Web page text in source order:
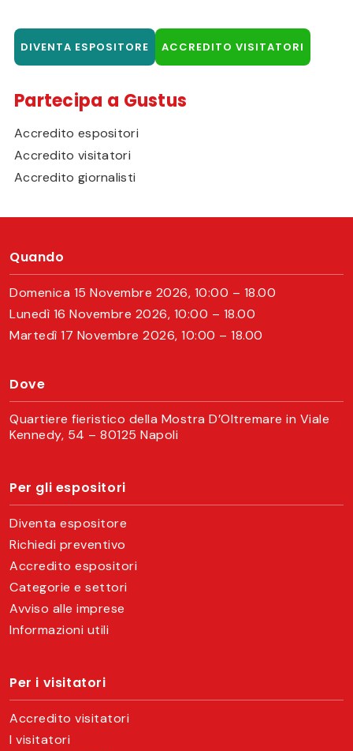
DIVENTA ESPOSITORE ACCREDITO VISITATORI
Partecipa a Gustus
Accredito espositori
Accredito visitatori
Accredito giornalisti
Quando
Domenica 15 Novembre 2026, 10:00 – 18.00
Lunedì 16 Novembre 2026, 10:00 – 18.00
Martedì 17 Novembre 2026, 10:00 – 18.00
Dove
Quartiere fieristico della Mostra D’Oltremare in Viale
Kennedy, 54 – 80125 Napoli
Per gli espositori
Diventa espositore
Richiedi preventivo
Accredito espositori
Categorie e settori
Avviso alle imprese
Informazioni utili
Per i visitatori
Accredito visitatori
I visitatori